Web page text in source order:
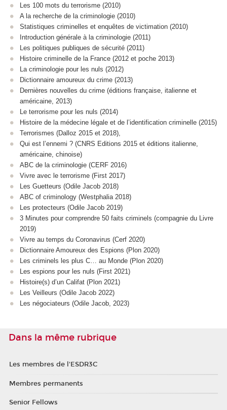
Les 100 mots du terrorisme (2010)
A la recherche de la criminologie (2010)
Statistiques criminelles et enquêtes de victimation (2010)
Introduction générale à la criminologie (2011)
Les politiques publiques de sécurité (2011)
Histoire criminelle de la France (2012 et poche 2013)
La criminologie pour les nuls (2012)
Dictionnaire amoureux du crime (2013)
Dernières nouvelles du crime (éditions française, italienne et
américaine, 2013)
Le terrorisme pour les nuls (2014)
Histoire de la médecine légale et de l’identification criminelle (2015)
Terrorismes (Dalloz 2015 et 2018),
Qui est l’ennemi ? (CNRS Editions 2015 et éditions italienne,
américaine, chinoise)
ABC de la criminologie (CERF 2016)
Vivre avec le terrorisme (First 2017)
Les Guetteurs (Odile Jacob 2018)
ABC of criminology (Westphalia 2018)
Les protecteurs (Odile Jacob 2019)
3 Minutes pour comprendre 50 faits criminels (compagnie du Livre
2019)
Vivre au temps du Coronavirus (Cerf 2020)
Dictionnaire Amoureux des Espions (Plon 2020)
Les criminels les plus C… au Monde (Plon 2020)
Les espions pour les nuls (First 2021)
Histoire(s) d’un Califat (Plon 2021)
Les Veilleurs (Odile Jacob 2022)
Les négociateurs (Odile Jacob, 2023)
Dans la même rubrique
Les membres de l'ESDR3C
Membres permanents
Senior Fellows